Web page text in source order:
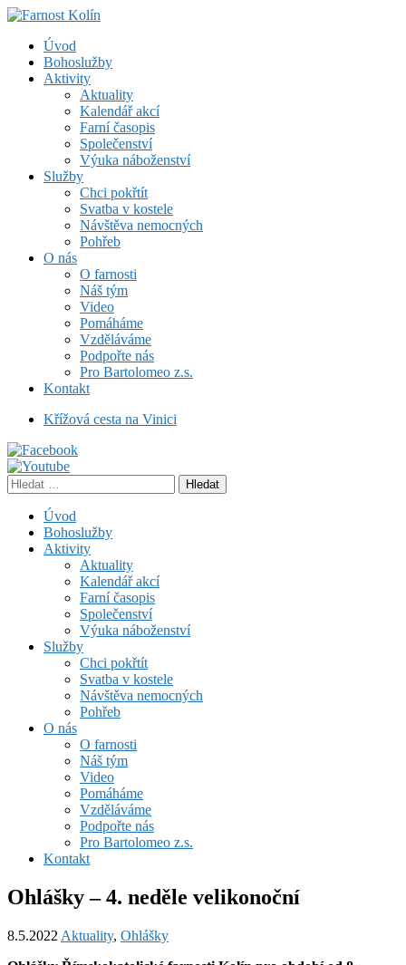
Skip
content
Farnost Kolín
Úvod
Bohoslužby
Aktivity
Aktuality
Kalendář akcí
Farní časopis
Společenství
Výuka náboženství
Služby
Chci pokřtít
Svatba v kostele
Návštěva nemocných
Pohřeb
O nás
O farnosti
Náš tým
Video
Pomáháme
Vzděláváme
Podpořte nás
Pro Bartolomeo z.s.
Kontakt
Křížová cesta na Vinici
Vyhledávání
Úvod
Bohoslužby
Aktivity
Aktuality
Kalendář akcí
Farní časopis
Společenství
Výuka náboženství
Služby
Chci pokřtít
Svatba v kostele
Návštěva nemocných
Pohřeb
O nás
O farnosti
Náš tým
Video
Pomáháme
Vzděláváme
Podpořte nás
Pro Bartolomeo z.s.
Kontakt
Ohlášky – 4. neděle velikonoční
8.5.2022 Aktuality, Ohlášky